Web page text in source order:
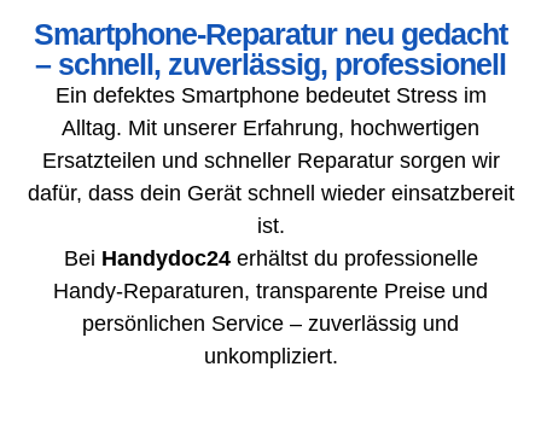
Smartphone-Reparatur neu gedacht
– schnell, zuverlässig, professionell
Ein defektes Smartphone bedeutet Stress im
Alltag. Mit unserer Erfahrung, hochwertigen
Ersatzteilen und schneller Reparatur sorgen wir
dafür, dass dein Gerät schnell wieder einsatzbereit
ist.
Bei Handydoc24erhältst du professionelle
Handy-Reparaturen, transparente Preise und
persönlichen Service – zuverlässig und
unkompliziert.